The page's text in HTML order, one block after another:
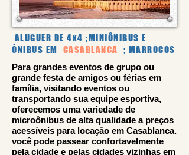
ALUGUER DE 4x4 ;MINIÔNIBUS E
ÔNIBUS EM
CASABLANCA ; MARROCOS
Para grandes eventos de grupo ou
grande festa de amigos ou férias em
família, visitando eventos ou
transportando sua equipe esportiva,
oferecemos uma variedade de
microônibus de alta qualidade a preços
acessíveis para locação em Casablanca.
você pode passear confortavelmente
pela cidade e pelas cidades vizinhas em